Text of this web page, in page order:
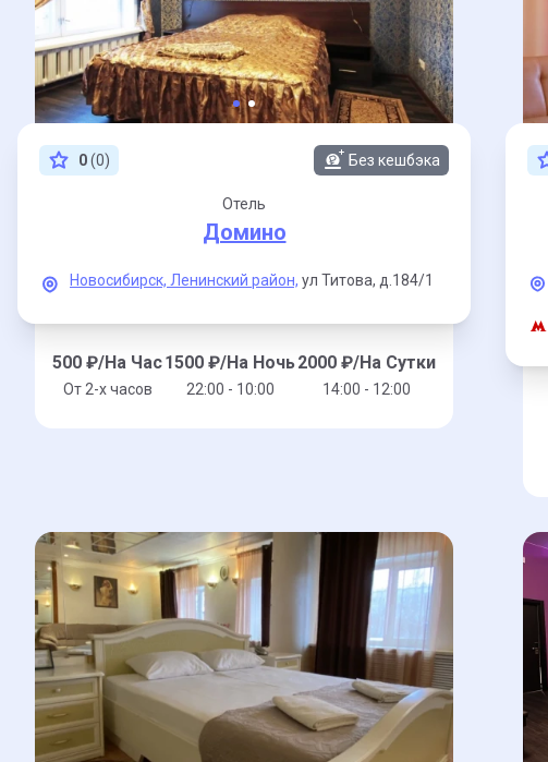
0(0) Без кешбэка
Отель
Домино
Новосибирск, Ленинский район, ул Титова, д.184/1
500 ₽/На Час
От 2-x часов
1500 ₽/На Ночь
22:00 - 10:00
2000 ₽/На Сутки
14:00 - 12:00